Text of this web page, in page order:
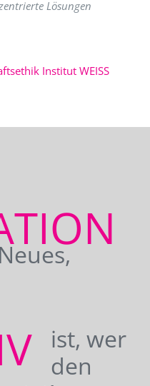
Lösungen
Institut WEISS
ist, wer
den